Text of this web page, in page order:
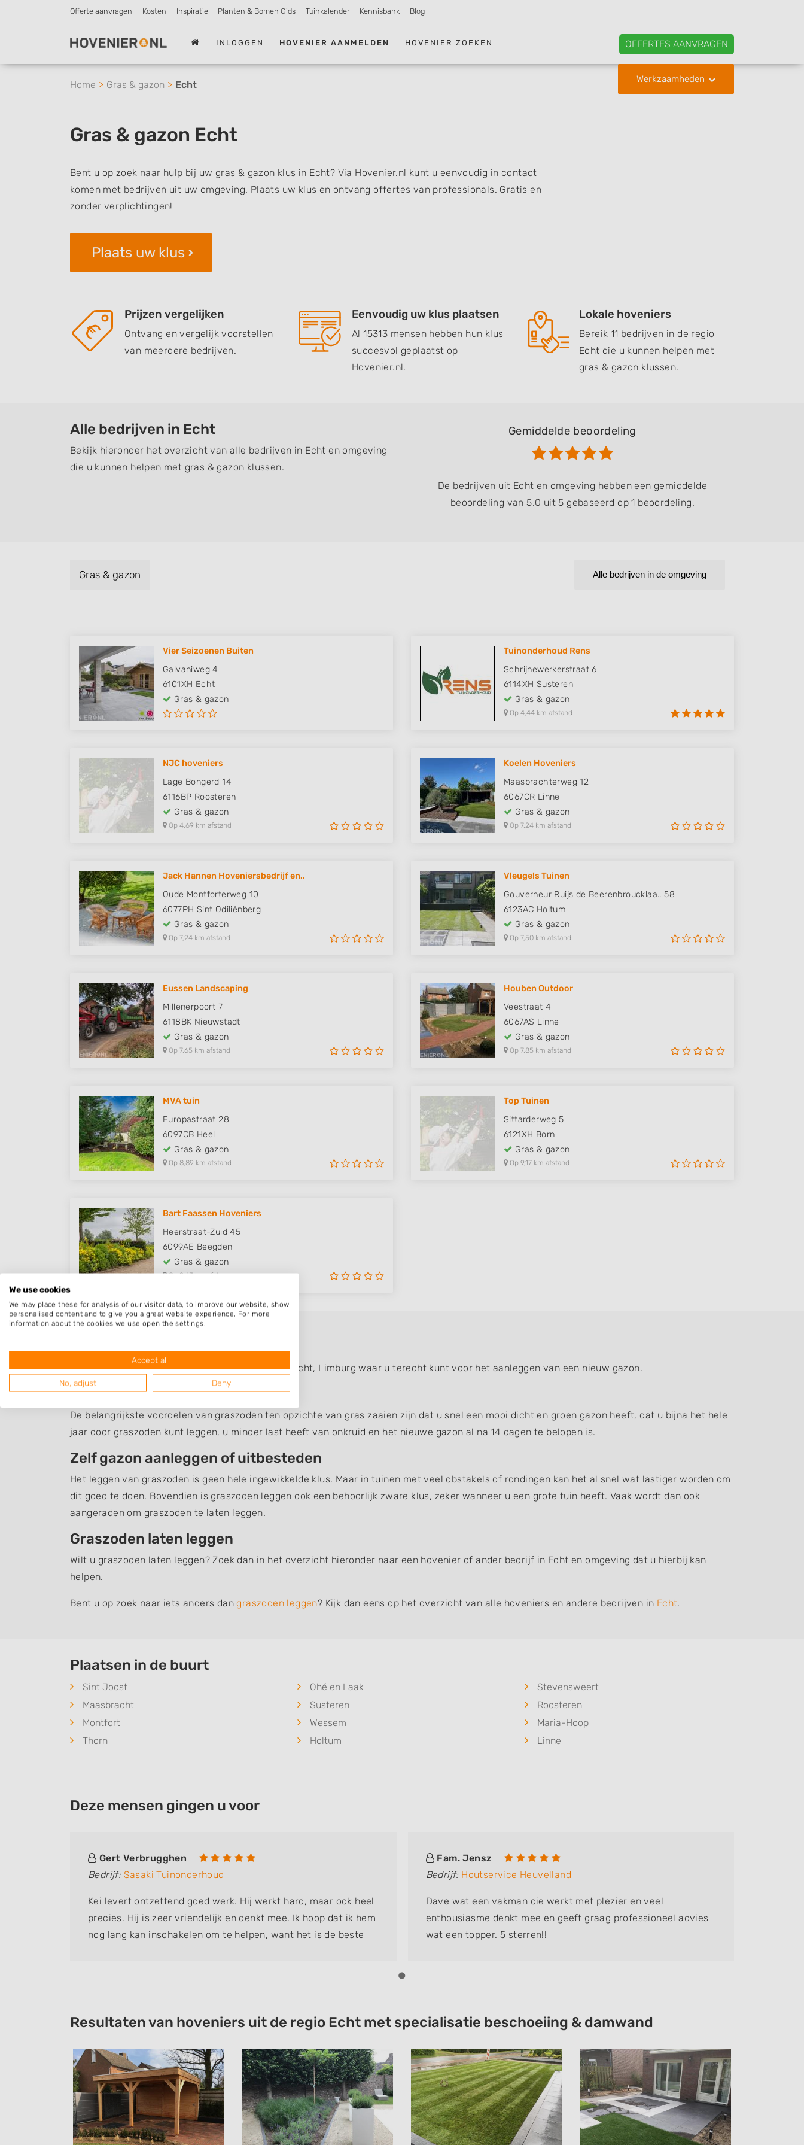
Offerte aanvragen Kosten Inspiratie Planten & Bomen Gids Tuinkalender Kennisbank Blog
INLOGGEN HOVENIER AANMELDEN HOVENIER ZOEKEN OFFERTES AANVRAGEN
Werkzaamheden
Home Gras & gazon Echt
Gras & gazon Echt
Bent u op zoek naar hulp bij uw gras & gazon klus in Echt? Via Hovenier.nl kunt u eenvoudig in contact
komen met bedrijven uit uw omgeving. Plaats uw klus en ontvang offertes van professionals. Gratis en
zonder verplichtingen!
Plaats uw klus
Prijzen vergelijken
Ontvang en vergelijk voorstellen
van meerdere bedrijven.
Eenvoudig uw klus plaatsen
Al 15313 mensen hebben hun klus
succesvol geplaatst op
Hovenier.nl.
Lokale hoveniers
Bereik 11 bedrijven in de regio
Echt die u kunnen helpen met
gras & gazon klussen.
Alle bedrijven in Echt
Bekijk hieronder het overzicht van alle bedrijven in Echt en omgeving
die u kunnen helpen met gras & gazon klussen.
Gemiddelde beoordeling
De bedrijven uit Echt en omgeving hebben een gemiddelde
beoordeling van 5.0 uit 5 gebaseerd op 1 beoordeling.
Gras & gazon Alle bedrijven in de omgeving
Vier Seizoenen Buiten
Galvaniweg 4
6101XH Echt
Gras & gazon
Tuinonderhoud Rens
Schrijnewerkerstraat 6
6114XH Susteren
Gras & gazon
Op 4,44 km afstand
NJC hoveniers
Lage Bongerd 14
6116BP Roosteren
Gras & gazon
Op 4,69 km afstand
Koelen Hoveniers
Maasbrachterweg 12
6067CR Linne
Gras & gazon
Op 7,24 km afstand
Jack Hannen Hoveniersbedrijf en..
Oude Montforterweg 10
6077PH Sint Odiliënberg
Gras & gazon
Op 7,24 km afstand
Vleugels Tuinen
Gouverneur Ruijs de Beerenbroucklaa.. 58
6123AC Holtum
Gras & gazon
Op 7,50 km afstand
Eussen Landscaping
Millenerpoort 7
6118BK Nieuwstadt
Gras & gazon
Op 7,65 km afstand
Houben Outdoor
Veestraat 4
6067AS Linne
Gras & gazon
Op 7,85 km afstand
MVA tuin
Europastraat 28
6097CB Heel
Gras & gazon
Op 8,89 km afstand
Top Tuinen
Sittarderweg 5
6121XH Born
Gras & gazon
Op 9,17 km afstand
Bart Faassen Hoveniers
Heerstraat-Zuid 45
6099AE Beegden
Gras & gazon
Op 9,63 km afstand
Een overzicht van bedrijven in de omgeving van Echt, Limburg waar u terecht kunt voor het aanleggen van een nieuw gazon.
Graszoden leggen
De belangrijkste voordelen van graszoden ten opzichte van gras zaaien zijn dat u snel een mooi dicht en groen gazon heeft, dat u bijna het hele
jaar door graszoden kunt leggen, u minder last heeft van onkruid en het nieuwe gazon al na 14 dagen te belopen is.
Zelf gazon aanleggen of uitbesteden
Het leggen van graszoden is geen hele ingewikkelde klus. Maar in tuinen met veel obstakels of rondingen kan het al snel wat lastiger worden om
dit goed te doen. Bovendien is graszoden leggen ook een behoorlijk zware klus, zeker wanneer u een grote tuin heeft. Vaak wordt dan ook
aangeraden om graszoden te laten leggen.
Graszoden laten leggen
Wilt u graszoden laten leggen? Zoek dan in het overzicht hieronder naar een hovenier of ander bedrijf in Echt en omgeving dat u hierbij kan
helpen.
Bent u op zoek naar iets anders dangraszoden leggen? Kijk dan eens op het overzicht van alle hoveniers en andere bedrijven in Echt.
Plaatsen in de buurt
Sint Joost Ohé en Laak
Stevensweert
Maasbracht
Susteren
Roosteren
Montfort
Wessem
Maria-Hoop
Thorn
Holtum Linne
Deze mensen gingen u voor
Gert Verbrugghen
Bedrijf: Sasaki Tuinonderhoud
Kei levert ontzettend goed werk. Hij werkt hard, maar ook heel
precies. Hij is zeer vriendelijk en denkt mee. Ik hoop dat ik hem
nog lang kan inschakelen om te helpen, want het is de beste
Fam. Jensz
Bedrijf: Houtservice Heuvelland
Dave wat een vakman die werkt met plezier en veel
enthousiasme denkt mee en geeft graag professioneel advies
wat een topper. 5 sterren!!
Resultaten van hoveniers uit de regio Echt met specialisatie beschoeiing & damwand
We use cookies
We may place these for analysis of our visitor data, to improve our website, show
personalised content and to give you a great website experience. For more
information about the cookies we use open the settings.
Accept all
No, adjust Deny